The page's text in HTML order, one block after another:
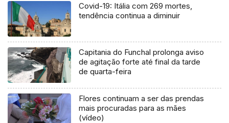
Covid-19: Itália com 269 mortes,
tendência continua a diminuir
Capitania do Funchal prolonga aviso
de agitação forte até final da tarde
de quarta-feira
Flores continuam a ser das prendas
mais procuradas para as mães
(vídeo)